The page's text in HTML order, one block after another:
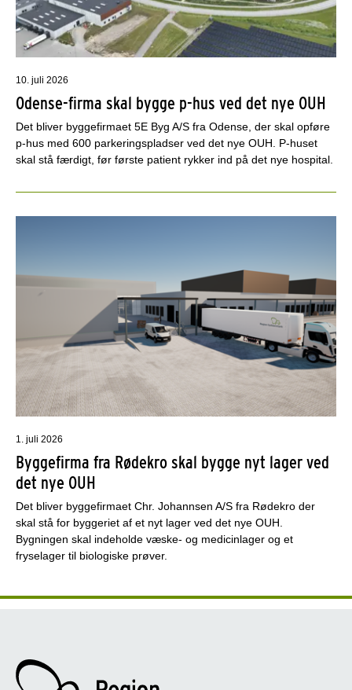
10. juli 2026
Odense-firma skal bygge p-hus ved det nye OUH
Det bliver byggefirmaet 5E Byg A/S fra Odense, der skal opføre
p-hus med 600 parkeringspladser ved det nye OUH. P-huset
skal stå færdigt, før første patient rykker ind på det nye hospital.
1. juli 2026
Byggefirma fra Rødekro skal bygge nyt lager ved
det nye OUH
Det bliver byggefirmaet Chr. Johannsen A/S fra Rødekro der
skal stå for byggeriet af et nyt lager ved det nye OUH.
Bygningen skal indeholde væske- og medicinlager og et
fryselager til biologiske prøver.